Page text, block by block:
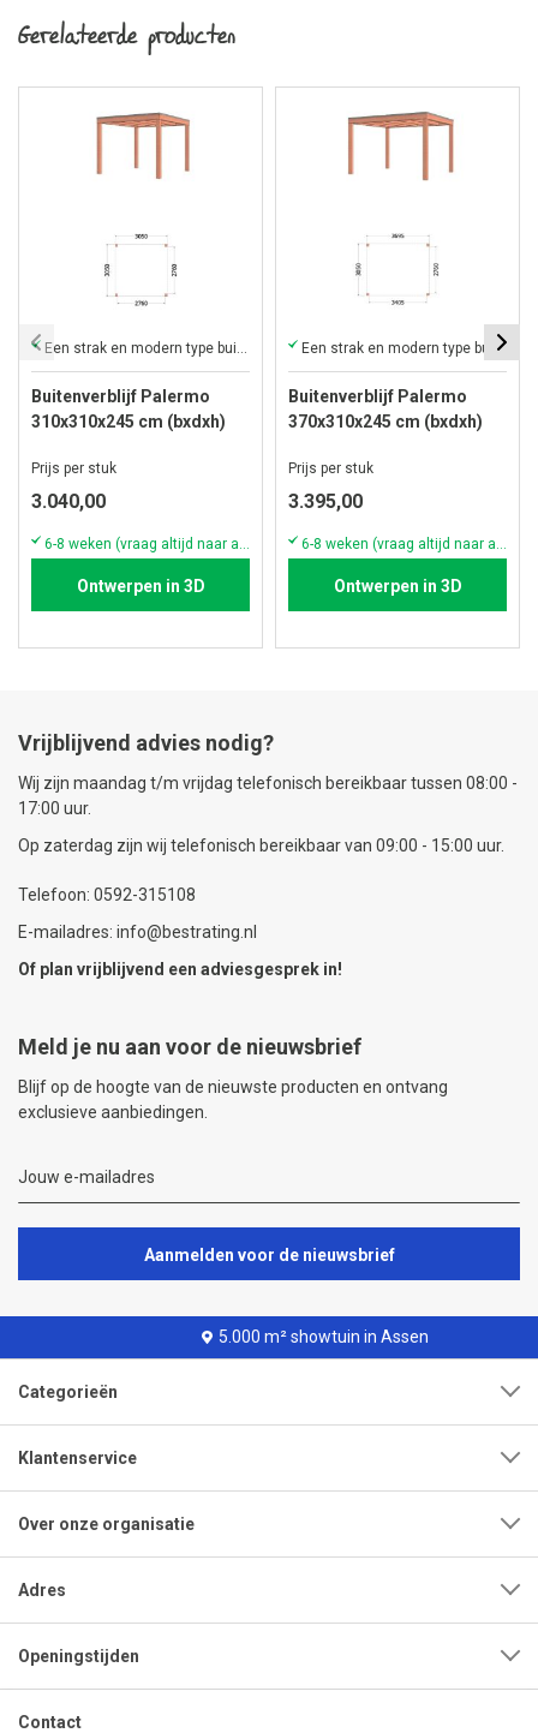
Gerelateerde producten
Een strak en modern type buitenverblijf met plat dak
Buitenverblijf Palermo
310x310x245 cm (bxdxh)
Prijs per stuk
3.040,00
Ontwerpen in 3D
Een strak en modern type buitenverblijf met plat dak
Buitenverblijf Palermo
370x310x245 cm (bxdxh)
Prijs per stuk
3.395,00
Ontwerpen in 3D
Vrijblijvend advies nodig?
Wij zijn maandag t/m vrijdag telefonisch bereikbaar tussen 08:00 -
17:00 uur.
Op zaterdag zijn wij telefonisch bereikbaar van 09:00 - 15:00 uur.
Telefoon: 0592-315108
E-mailadres: info@bestrating.nl
Of plan vrijblijvend een adviesgesprek in!
Meld je nu aan voor de nieuwsbrief
Blijf op de hoogte van de nieuwste producten en ontvang
exclusieve aanbiedingen.
Aanmelden voor de nieuwsbrief
5.000 m² showtuin in Assen
Categorieën
Klantenservice
Over onze organisatie
Adres
Openingstijden
Contact